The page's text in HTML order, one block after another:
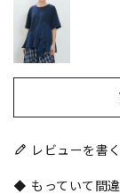
レビューを書く
◆ もっていて間